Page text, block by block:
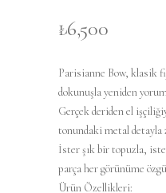
₺6,500
Parisianne Bow, klasik
dokunuşla yeniden
Gerçek deriden el
tonundaki metal detayla
İster şık bir topuzla,
parça her görünüme
Ürün Özellikleri: